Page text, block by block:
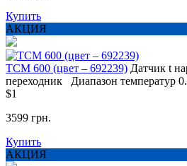
Купить
АКЦИЯ
ТСМ 600 (цвет – 692239) Датчик t
переходник
Диапазон температур
$1
3599 грн.
Купить
АКЦИЯ